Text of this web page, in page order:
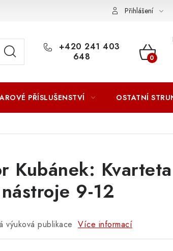
ZÁSADY ZPRACOVÁNÍ OSOBNÍCH ÚDAJŮ
Přihlášení
+420 241 403
648
PŘÍSLUŠENSTVÍ OSTATNÍ
Kubánek:
9-12
výuková publikace Více informací